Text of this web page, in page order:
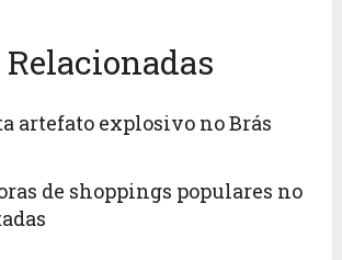
artefato explosivo no Brás
de shoppings populares no